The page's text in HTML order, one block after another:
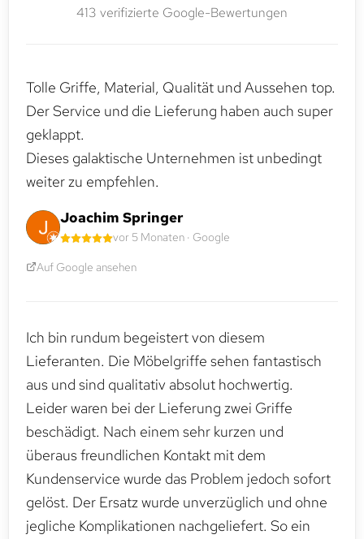
413 verifizierte Google-Bewertungen
Tolle Griffe, Material, Qualität und Aussehen top.
Der Service und die Lieferung haben auch super
geklappt.
Dieses galaktische Unternehmen ist unbedingt
weiter zu empfehlen.
Joachim Springer
vor 5 Monaten · Google
Auf Google ansehen
Ich bin rundum begeistert von diesem
Lieferanten. Die Möbelgriffe sehen fantastisch
aus und sind qualitativ absolut hochwertig.
Leider waren bei der Lieferung zwei Griffe
beschädigt. Nach einem sehr kurzen und
überaus freundlichen Kontakt mit dem
Kundenservice wurde das Problem jedoch sofort
gelöst. Der Ersatz wurde unverzüglich und ohne
jegliche Komplikationen nachgeliefert. So ein